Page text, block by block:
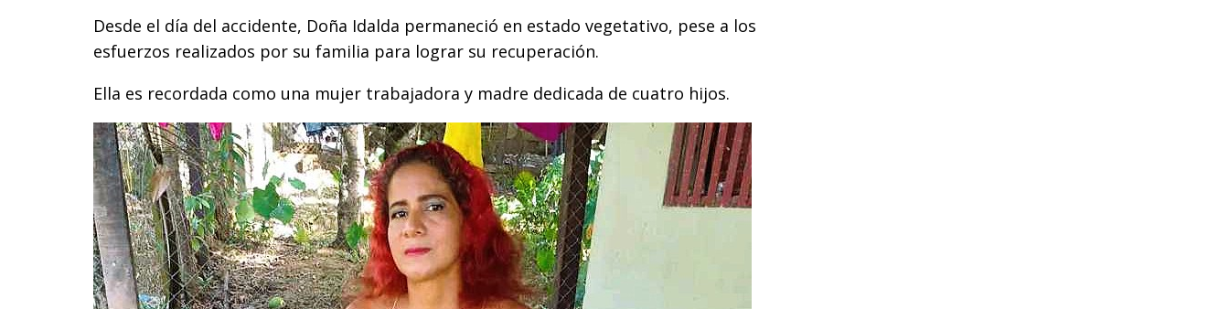
Desde el día del accidente, Doña Idalda permaneció en estado vegetativo, pese a los
esfuerzos realizados por su familia para lograr su recuperación.
Ella es recordada como una mujer trabajadora y madre dedicada de cuatro hijos.